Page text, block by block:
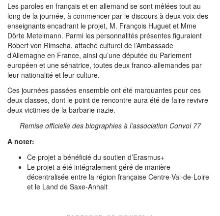
Les paroles en français et en allemand se sont mêlées tout au
long de la journée, à commencer par le discours à deux voix des
enseignants encadrant le projet, M. François Huguet et Mme
Dörte Metelmann. Parmi les personnalités présentes figuraient
Robert von Rimscha, attaché culturel de l’Ambassade
d’Allemagne en France, ainsi qu’une députée du Parlement
européen et une sénatrice, toutes deux franco-allemandes par
leur nationalité et leur culture.
Ces journées passées ensemble ont été marquantes pour ces
deux classes, dont le point de rencontre aura été de faire revivre
deux victimes de la barbarie nazie.
Remise officielle des biographies à l’association Convoi 77
A noter:
Ce projet a bénéficié du soutien d’Erasmus+
Le projet a été intégralement géré de manière
décentralisée entre la région française Centre-Val-de-Loire
et le Land de Saxe-Anhalt